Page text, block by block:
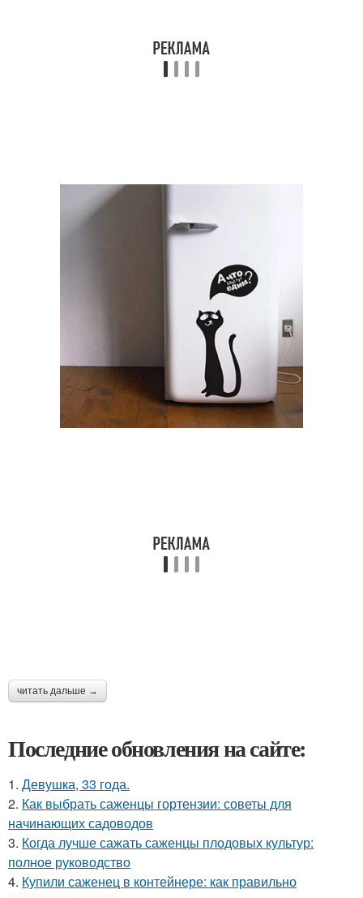
читать дальше →
Последние обновления на сайте:
1. Девушка, 33 года.
2. Как выбрать саженцы гортензии: советы для
начинающих садоводов
3. Когда лучше сажать саженцы плодовых культур:
полное руководство
4. Купили саженец в контейнере: как правильно